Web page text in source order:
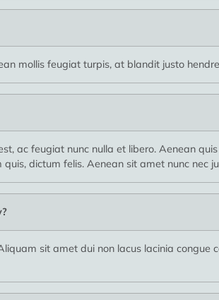
mollis feugiat turpis, at blandit justo
ac feugiat nunc nulla et libero. Aenean
dictum felis. Aenean sit amet nunc nec
sit amet dui non lacus lacinia congue